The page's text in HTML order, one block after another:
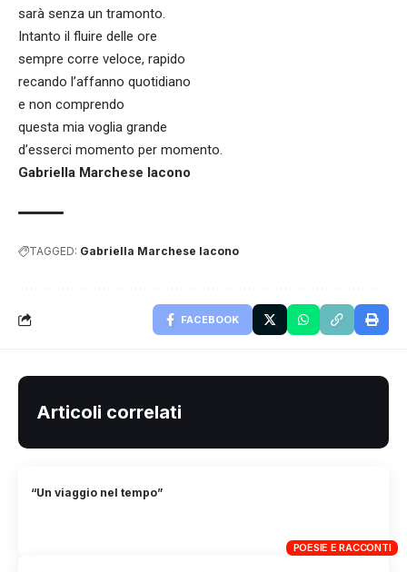
sarà senza un tramonto.
Intanto il fluire delle ore
sempre corre veloce, rapido
recando l’affanno quotidiano
e non comprendo
questa mia voglia grande
d’esserci momento per momento.
Gabriella Marchese Iacono
TAGGED: Gabriella Marchese Iacono
FACEBOOK
Articoli correlati
POESIE E RACCONTI
“Un viaggio nel tempo”